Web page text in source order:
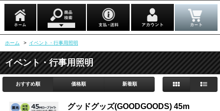
ホーム > イベント・行事用照明
イベント・行事用照明
おすすめ順 価格順 新着順
グッドグッズ(GOODGOODS) 45m